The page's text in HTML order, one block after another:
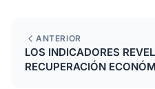
ANTERIOR
LOS INDICADORES
RECUPERACIÓN